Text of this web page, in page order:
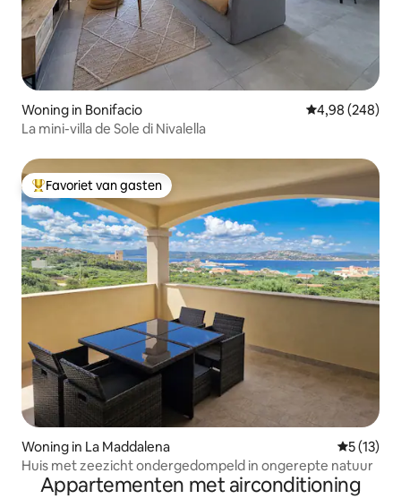
Woning in Bonifacio Gemiddelde
4,98 (248)
La mini-villa de Sole di Nivalella
Topfavoriet van gasten
Favoriet van gasten
Woning in La Maddalena
5 (13)
Huis met zeezicht ondergedompeld in ongerepte natuur
Appartementen met airconditioning